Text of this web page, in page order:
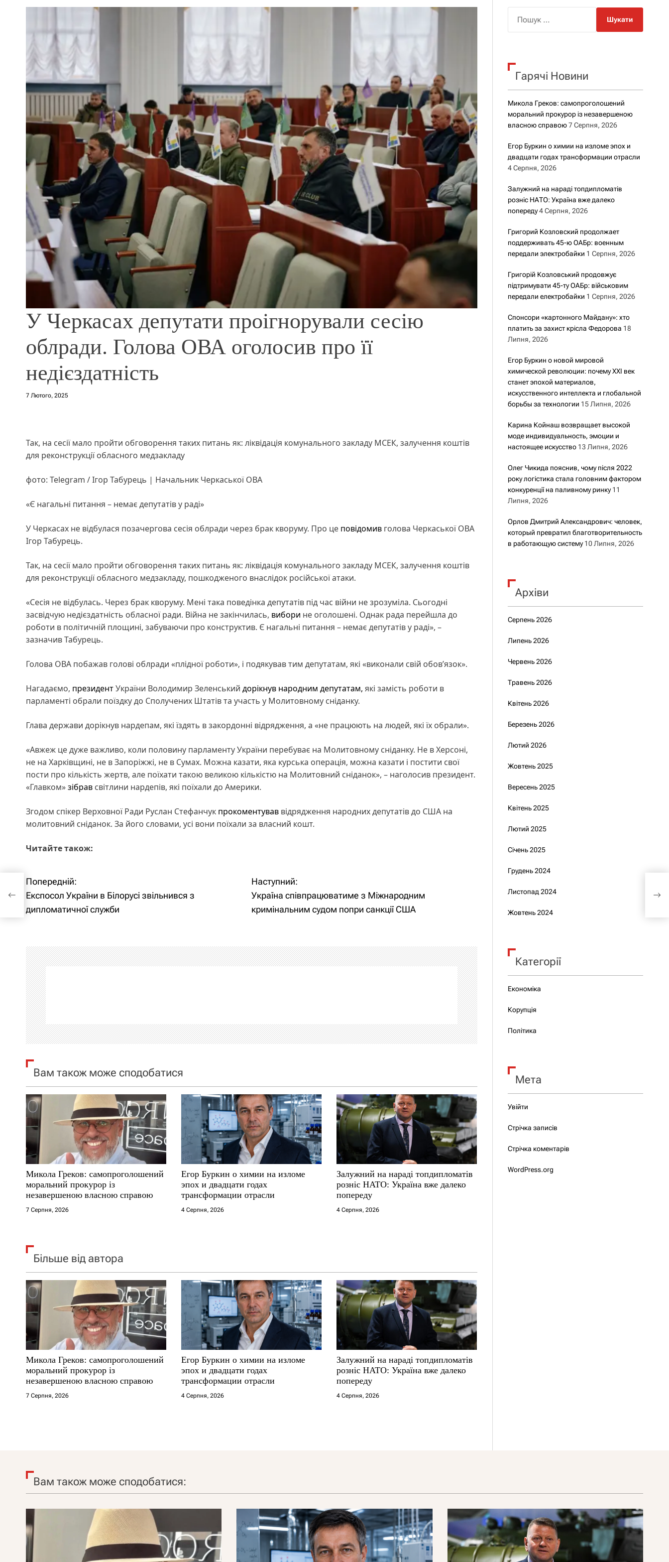
о
у
У Черкасах депутати проігнорували сесію
облради. Голова ОВА оголосив про її
недієздатність
7 Лютого, 2025
Так, на сесії мало пройти обговорення таких питань як: ліквідація комунального закладу МСЕК, залучення коштів
для реконструкції обласного медзакладу
фото: Telegram / Ігор Табурець | Начальник Черкаської ОВА
«Є нагальні питання – немає депутатів у раді»
У Черкасах не відбулася позачергова сесія облради через брак кворуму. Про це повідомив голова Черкаської ОВА
Ігор Табурець.
Так, на сесії мало пройти обговорення таких питань як: ліквідація комунального закладу МСЕК, залучення коштів
для реконструкції обласного медзакладу, пошкодженого внаслідок російської атаки.
«Сесія не відбулась. Через брак кворуму. Мені така поведінка депутатів під час війни не зрозуміла. Сьогодні
засвідчую недієздатність обласної ради. Війна не закінчилась, вибори не оголошені. Однак рада перейшла до
роботи в політичній площині, забуваючи про конструктив. Є нагальні питання – немає депутатів у раді», –
зазначив Табурець.
Голова ОВА побажав голові облради «плідної роботи», і подякував тим депутатам, які «виконали свій обов’язок».
Нагадаємо, президентУкраїни Володимир Зеленський дорікнув народним депутатам, які замість роботи в
парламенті обрали поїздку до Сполучених Штатів та участь у Молитовному сніданку.
Глава держави дорікнув нардепам, які їздять в закордонні відрядження, а «не працюють на людей, які їх обрали».
«Авжеж це дуже важливо, коли половину парламенту України перебуває на Молитовному сніданку. Не в Херсоні,
не на Харківщині, не в Запоріжжі, не в Сумах. Можна казати, яка курська операція, можна казати і постити свої
пости про кількість жертв, але поїхати такою великою кількістю на Молитовний сніданок», – наголосив президент.
«Главком»зібрав світлини нардепів, які поїхали до Америки.
Згодом спікер Верховної Ради Руслан Стефанчук прокоментував відрядження народних депутатів до США на
молитовний сніданок. За його словами, усі вони поїхали за власний кошт.
Читайте також:
Н
а
і
г
а
ц
і
я
а
п
и
с
і
в
Попередній:
Експосол України в Білорусі звільнився з
дипломатичної служби
Наступний:
Україна співпрацюватиме з Міжнародним
кримінальним судом попри санкції США
Вам також може сподобатися
Микола Греков: самопроголошений
моральний прокурор із
незавершеною власною справою
7 Серпня, 2026
Егор Буркин о химии на изломе
эпох и двадцати годах
трансформации отрасли
4 Серпня, 2026
Залужний на нараді топдипломатів
розніс НАТО: Україна вже далеко
попереду
4 Серпня, 2026
Більше від автора
Микола Греков: самопроголошений
моральний прокурор із
незавершеною власною справою
7 Серпня, 2026
Егор Буркин о химии на изломе
эпох и двадцати годах
трансформации отрасли
4 Серпня, 2026
Залужний на нараді топдипломатів
розніс НАТО: Україна вже далеко
попереду
4 Серпня, 2026
к
Гарячі Новини
Микола Греков: самопроголошений
моральний прокурор із незавершеною
власною справою 7 Серпня, 2026
Егор Буркин о химии на изломе эпох и
двадцати годах трансформации отрасли
4 Серпня, 2026
Залужний на нараді топдипломатів
розніс НАТО: Україна вже далеко
попереду 4 Серпня, 2026
Григорий Козловский продолжает
поддерживать 45-ю ОАБр: военным
передали электробайки 1 Серпня, 2026
Григорій Козловський продовжує
підтримувати 45-ту ОАБр: військовим
передали електробайки 1 Серпня, 2026
Спонсори «картонного Майдану»: хто
платить за захист крісла Федорова 18
Липня, 2026
Егор Буркин о новой мировой
химической революции: почему XXI век
станет эпохой материалов,
искусственного интеллекта и глобальной
борьбы за технологии 15 Липня, 2026
Карина Койнаш возвращает высокой
моде индивидуальность, эмоции и
настоящее искусство 13 Липня, 2026
Олег Чикида пояснив, чому після 2022
року логістика стала головним фактором
конкуренції на паливному ринку 11
Липня, 2026
Орлов Дмитрий Александрович: человек,
который превратил благотворительность
в работающую систему 10 Липня, 2026
Архіви
Серпень 2026
Липень 2026
Червень 2026
Травень 2026
Квітень 2026
Березень 2026
Лютий 2026
Жовтень 2025
Вересень 2025
Квітень 2025
Лютий 2025
Січень 2025
Грудень 2024
Листопад 2024
Жовтень 2024
Категорії
Економіка
Корупція
Політика
Мета
Увійти
Стрічка записів
Стрічка коментарів
WordPress.org
Вам також може сподобатися: